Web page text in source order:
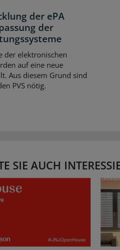
der ePA
der
der elektronischen
auf eine neue
Aus diesem Grund sind
PVS nötig.
SIE AUCH